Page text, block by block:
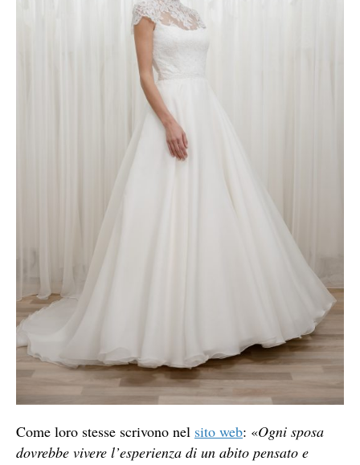
Come loro stesse scrivono nel sito web: «Ogni sposa
dovrebbe vivere l’esperienza di un abito pensato e